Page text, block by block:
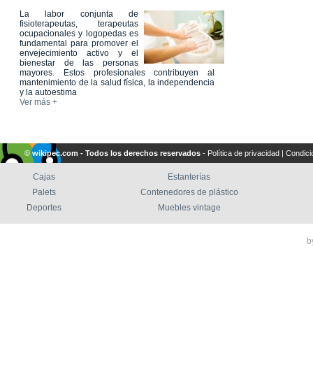
La labor conjunta de
fisioterapeutas, terapeutas
ocupacionales y logopedas es
fundamental para promover el
envejecimiento activo y el
bienestar de las personas
mayores. Estos profesionales contribuyen al
mantenimiento de la salud física, la independencia
y la autoestima
Ver más +
© wikipec.com - Todos los derechos reservados - Política de privacidad |
Cajas
Estanterías
Palets
Contenedores de plástico
Deportes
Muebles vintage